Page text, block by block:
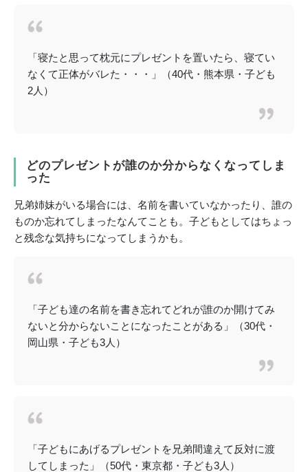
「寝たと思って枕元にプレゼントを置いたら、寝てい
なくて正体がバレた・・・」（40代・熊本県・子ども
2人）
どのプレゼントが誰のか分からなくなってしま
った
兄弟姉妹がいる場合には、名前を書いていなかったり、誰の
ものか忘れてしまったなんてことも。子どもとしてはちょっ
と残念な気持ちになってしまうかも。
「子ども達の名前を書き忘れてどれが誰のか開けてみ
ないと分からないことになったことがある」（30代・
岡山県・子ども3人）
「子どもにあげるプレゼントを兄弟間違えて反対に渡
してしまった」（50代・東京都・子ども3人）